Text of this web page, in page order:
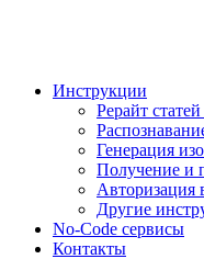
Инструкции
Рерайт
Генерация
Получение и
Авторизация
Другие
No-Code сервисы
Контакты